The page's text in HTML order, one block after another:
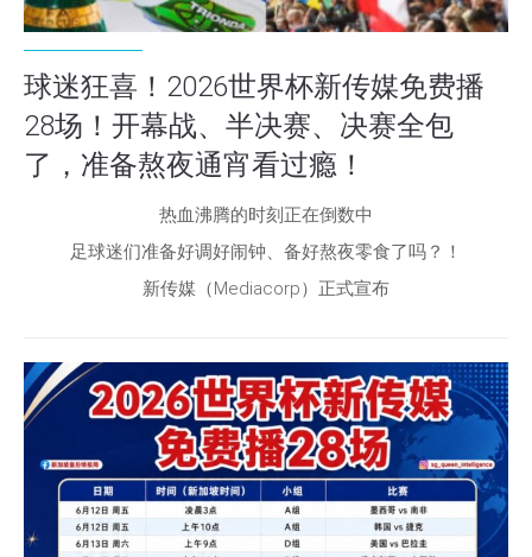
球迷狂喜！2026世界杯新传媒免费播
28场！开幕战、半决赛、决赛全包
了，准备熬夜通宵看过瘾！
热血沸腾的时刻正在倒数中
足球迷们准备好调好闹钟、备好熬夜零食了吗？！
新传媒（Mediacorp）正式宣布